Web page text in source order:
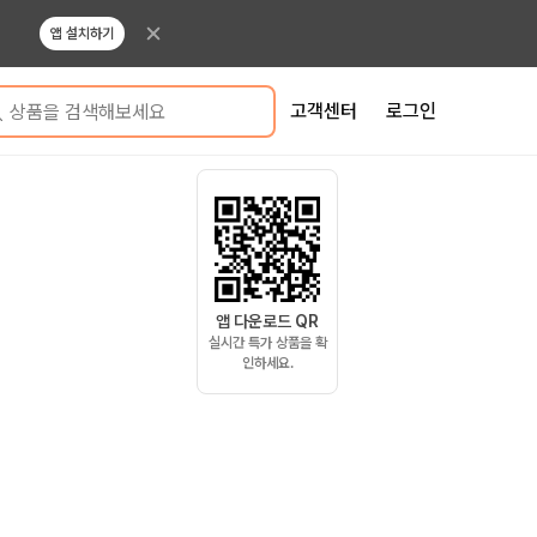
앱 설치하기
상품을 검색해보세요 고객센터 로그인
앱 다운로드 QR
실시간 특가 상품을 확
인하세요.